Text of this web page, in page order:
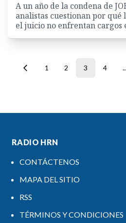
A un año de la condena de
analistas cuestionan por qué
el juicio no enfrentan cargos
1 2 3 4
RADIO HRN
CONTÁCTENOS
MAPA DEL SITIO
RSS
TÉRMINOS Y CONDICIONES